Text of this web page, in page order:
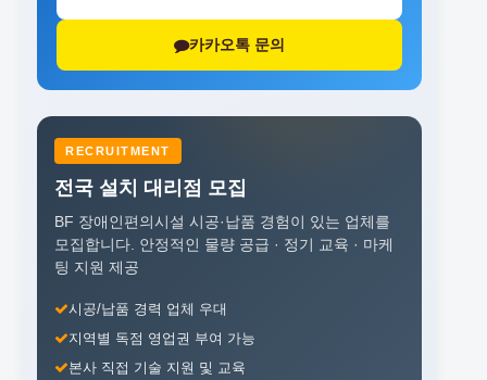
카카오톡 문의
RECRUITMENT
전국 설치 대리점 모집
BF 장애인편의시설 시공·납품 경험이 있는 업체를
모집합니다. 안정적인 물량 공급 · 정기 교육 · 마케
팅 지원 제공
시공/납품 경력 업체 우대
지역별 독점 영업권 부여 가능
본사 직접 기술 지원 및 교육